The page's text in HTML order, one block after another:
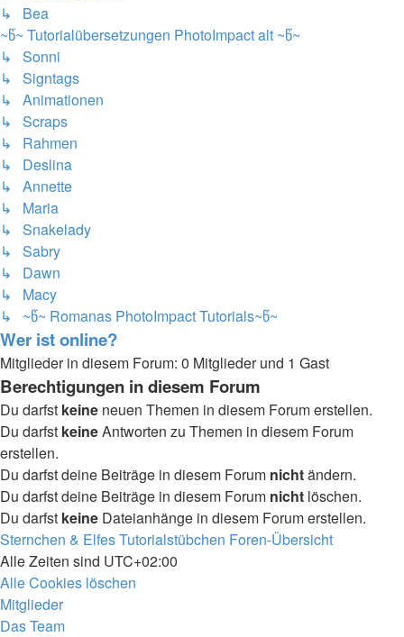
↳ Bea
~წ~ Tutorialübersetzungen PhotoImpact alt ~წ~
↳ Sonni
↳ Signtags
↳ Animationen
↳ Scraps
↳ Rahmen
↳ Deslina
↳ Annette
↳ Maria
↳ Snakelady
↳ Sabry
↳ Dawn
↳ Macy
↳ ~წ~ Romanas PhotoImpact Tutorials~წ~
Wer ist online?
Mitglieder in diesem Forum: 0 Mitglieder und 1 Gast
Berechtigungen in diesem Forum
Du darfst keine neuen Themen in diesem Forum erstellen.
Du darfst keineAntworten zu Themen in diesem Forum
erstellen.
Du darfst deine Beiträge in diesem Forum nichtändern.
Du darfst deine Beiträge in diesem Forum nicht löschen.
Du darfst keine Dateianhänge in diesem Forum erstellen.
Sternchen & Elfes Tutorialstübchen Foren-Übersicht
Alle Zeiten sind UTC+02:00
Alle Cookies löschen
Mitglieder
Das Team